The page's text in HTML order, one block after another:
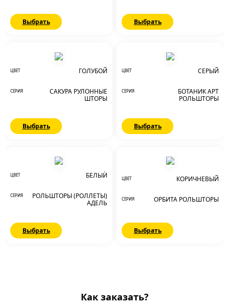
Выбрать Выбрать
ЦВЕТ ГОЛУБОЙ
СЕРИЯ
САКУРА РУЛОННЫЕ
ШТОРЫ
Выбрать
ЦВЕТ СЕРЫЙ
СЕРИЯ
БОТАНИК АРТ
РОЛЬШТОРЫ
Выбрать
ЦВЕТ БЕЛЫЙ
СЕРИЯ
РОЛЬШТОРЫ (РОЛЛЕТЫ)
АДЕЛЬ
Выбрать
ЦВЕТ КОРИЧНЕВЫЙ
СЕРИЯ ОРБИТА РОЛЬШТОРЫ
Выбрать
Как заказать?